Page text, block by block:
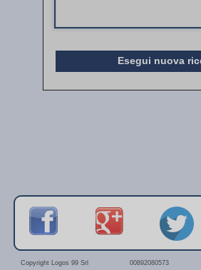
Copyright Logos 99 Srl 00892080573
Esegui nuova